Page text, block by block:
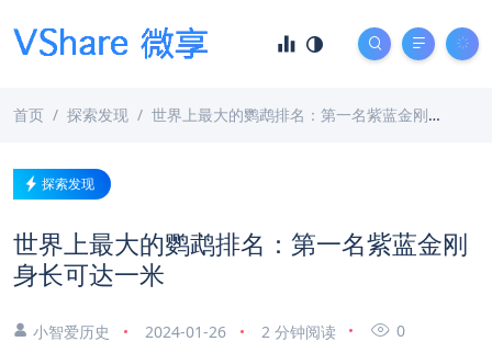
首页 探索发现 世界上最大的鹦鹉排名：第一名紫蓝金刚身长可达一米
探索发现
世界上最大的鹦鹉排名：第一名紫蓝金刚
身长可达一米
小智爱历史 2024-01-26 2 分钟阅读 0